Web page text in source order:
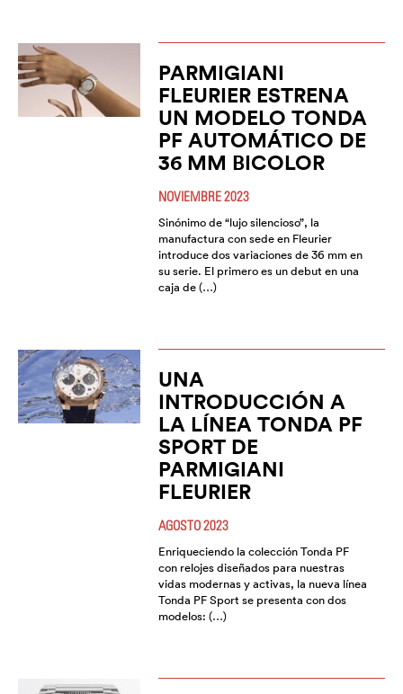
PARMIGIANI
FLEURIER ESTRENA
UN MODELO TONDA
PF AUTOMÁTICO DE
36 MM BICOLOR
NOVIEMBRE 2023
Sinónimo de “lujo silencioso”, la
manufactura con sede en Fleurier
introduce dos variaciones de 36 mm en
su serie. El primero es un debut en una
caja de (…)
UNA
INTRODUCCIÓN A
LA LÍNEA TONDA PF
SPORT DE
PARMIGIANI
FLEURIER
AGOSTO 2023
Enriqueciendo la colección Tonda PF
con relojes diseñados para nuestras
vidas modernas y activas, la nueva línea
Tonda PF Sport se presenta con dos
modelos: (…)